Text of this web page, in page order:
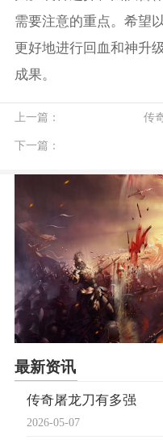
需要注意的重点。希望
更好地进行回血和神升
成果。
上一篇： 传
下一篇：
最新资讯
传奇屠龙刀有多强
2026-05-07